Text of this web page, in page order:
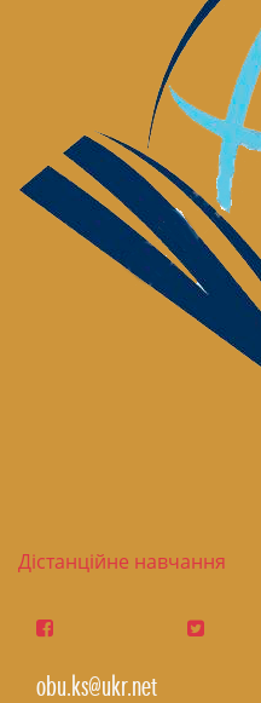
Дістанційне навчання
obu.ks@ukr.net